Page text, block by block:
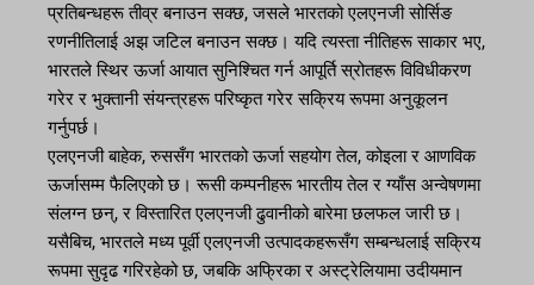
प्रतिबन्धहरू तीव्र बनाउन सक्छ, जसले भारतको एलएनजी सोर्सिङ
रणनीतिलाई अझ जटिल बनाउन सक्छ। यदि त्यस्ता नीतिहरू साकार भए,
भारतले स्थिर ऊर्जा आयात सुनिश्चित गर्न आपूर्ति स्रोतहरू विविधीकरण
गरेर र भुक्तानी संयन्त्रहरू परिष्कृत गरेर सक्रिय रूपमा अनुकूलन
गर्नुपर्छ।
एलएनजी बाहेक, रुससँग भारतको ऊर्जा सहयोग तेल, कोइला र आणविक
ऊर्जासम्म फैलिएको छ। रूसी कम्पनीहरू भारतीय तेल र ग्याँस अन्वेषणमा
संलग्न छन्, र विस्तारित एलएनजी ढुवानीको बारेमा छलफल जारी छ।
यसैबिच, भारतले मध्य पूर्वी एलएनजी उत्पादकहरूसँग सम्बन्धलाई सक्रिय
रूपमा सुदृढ गरिरहेको छ, जबकि अफ्रिका र अस्ट्रेलियामा उदीयमान